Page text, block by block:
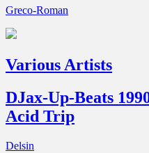
Greco-Roman
Various Artists
DJax-Up-Beats
Acid Trip
Delsin